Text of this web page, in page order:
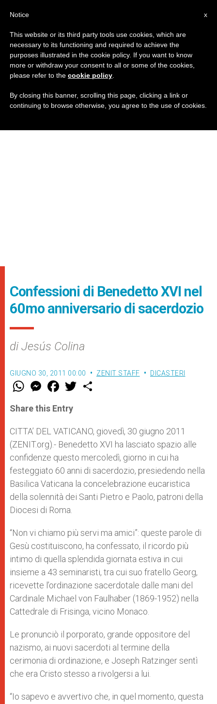
Confessioni di Benedetto XVI nel
60mo anniversario di sacerdozio
di Jesús Colina
GIUGNO 30, 2011 00:00 ZENIT STAFF DICASTERI
W
t
s
p
p
M
e
s
e
g
e
r
F
a
e
b
o
k
w
r
Share this Entry
CITTA’ DEL VATICANO, giovedì, 30 giugno 2011
(ZENIT.org).- Benedetto XVI ha lasciato spazio alle
confidenze questo mercoledì, giorno in cui ha
festeggiato 60 anni di sacerdozio, presiedendo nella
Basilica Vaticana la concelebrazione eucaristica
della solennità dei Santi Pietro e Paolo, patroni della
Diocesi di Roma.
“Non vi chiamo più servi ma amici”: queste parole di
Gesù costituiscono, ha confessato, il ricordo più
intimo di quella splendida giornata estiva in cui
insieme a 43 seminaristi, tra cui suo fratello Georg,
ricevette l’ordinazione sacerdotale dalle mani del
Cardinale Michael von Faulhaber (1869-1952) nella
Cattedrale di Frisinga, vicino Monaco.
Le pronunciò il porporato, grande oppositore del
nazismo, ai nuovi sacerdoti al termine della
cerimonia di ordinazione, e Joseph Ratzinger sentì
che era Cristo stesso a rivolgersi a lui.
“Io sapevo e avvertivo che, in quel momento, questa
x
Notice
This website or its third party tools use cookies, which are
necessary to its functioning and required to achieve the
purposes illustrated in the cookie policy. If you want to know
more or withdraw your consent to all or some of the cookies,
please refer to the cookie policy
By closing this banner, scrolling this page, clicking a link or
continuing to browse otherwise, you agree to the use of cookies.